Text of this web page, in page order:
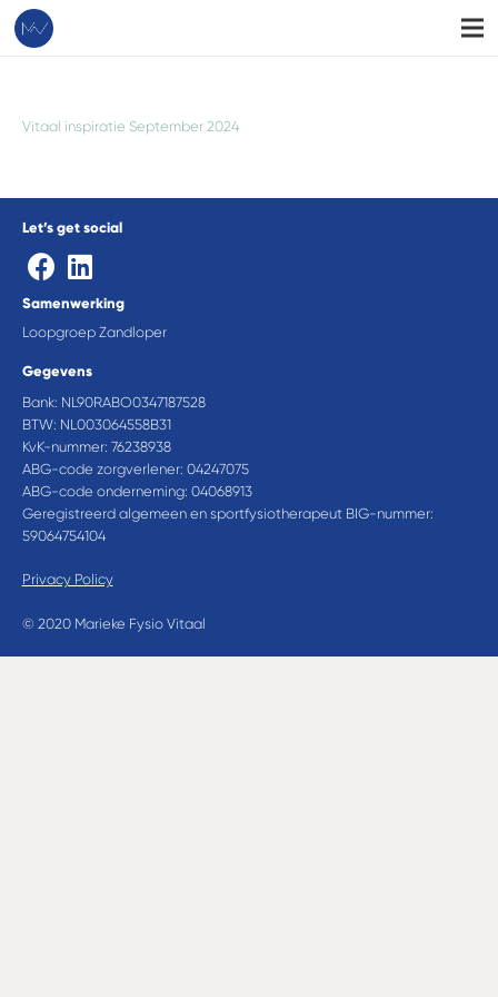
Vitaal inspiratie September 2024
Gegevens
Bank: NL90RABO0347187528
BTW: NL003064558B31
KvK-nummer: 76238938
ABG-code zorgverlener: 04247075
ABG-code onderneming: 04068913
Geregistreerd algemeen en sportfysiotherapeut BIG-nummer:
59064754104
Privacy Policy
© 2020 Marieke Fysio Vitaal
Let’s get social
Samenwerking
Loopgroep Zandloper